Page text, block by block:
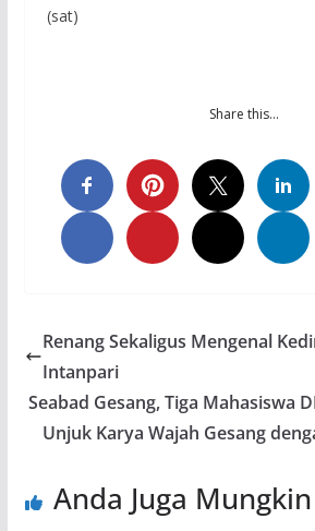
(sat)
Share this…
Renang Sekaligus Mengenal
Intanpari
Seabad Gesang, Tiga Mahasiswa
Unjuk Karya Wajah Gesang
Anda Juga